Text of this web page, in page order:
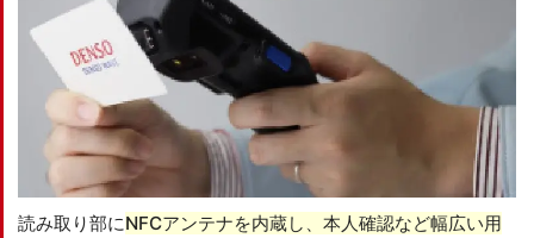
読み取り部にNFCアンテナを内蔵し、本人確認など幅広い用